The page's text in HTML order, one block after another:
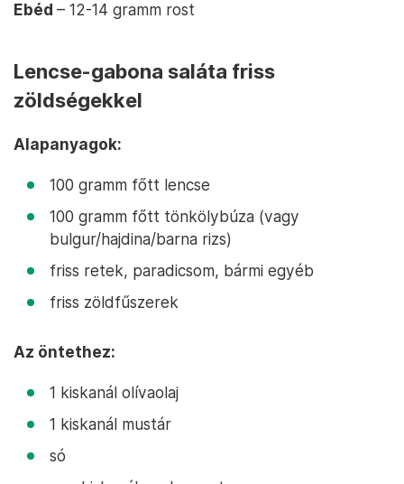
Ebéd – 12-14 gramm rost
Lencse-gabona saláta friss
zöldségekkel
Alapanyagok:
100 gramm főtt lencse
100 gramm főtt tönkölybúza (vagy
bulgur/hajdina/barna rizs)
friss retek, paradicsom, bármi egyéb
friss zöldfűszerek
Az öntethez:
1 kiskanál olívaolaj
1 kiskanál mustár
só